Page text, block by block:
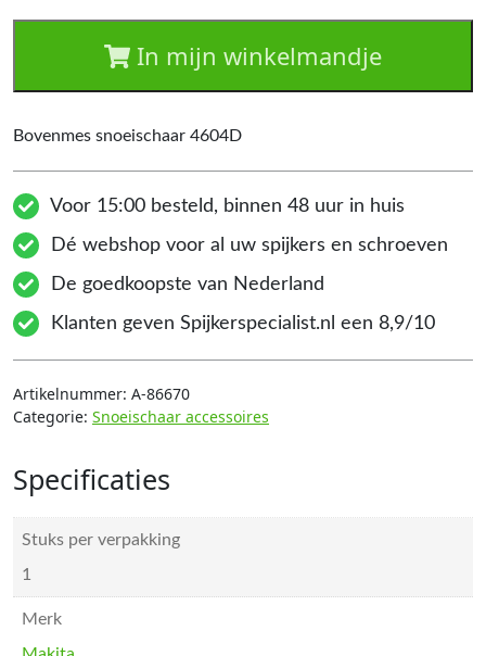
In mijn winkelmandje
Bovenmes snoeischaar 4604D
Voor 15:00 besteld, binnen 48 uur in huis
Dé webshop voor al uw spijkers en schroeven
De goedkoopste van Nederland
Klanten geven Spijkerspecialist.nl een 8,9/10
Artikelnummer: A-86670
Categorie: Snoeischaar accessoires
Specificaties
Stuks per verpakking
1
Merk